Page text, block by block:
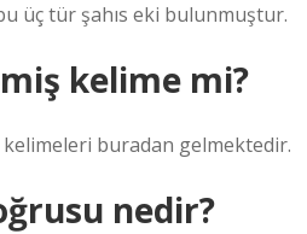
üç tür şahıs eki bulunmuştur.
kelime mi?
kelimeleri buradan gelmektedir.
nedir?